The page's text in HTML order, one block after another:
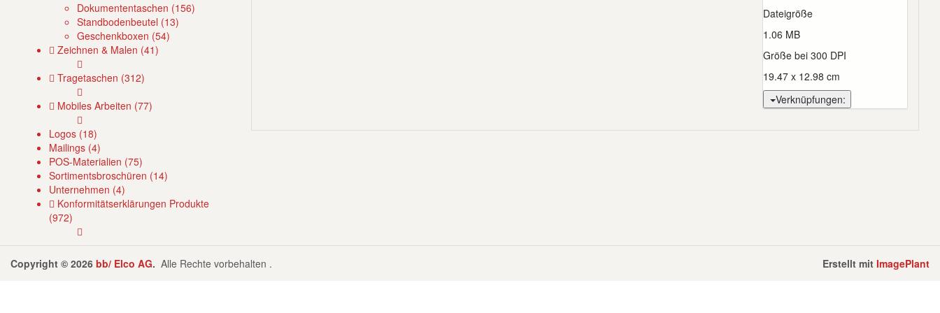
Dokumententaschen (156)
Standbodenbeutel (13)
Geschenkboxen (54)
Zeichnen & Malen (41)
Tragetaschen (312)
Mobiles Arbeiten (77)
Logos (18)
Mailings (4)
POS-Materialien (75)
Sortimentsbroschüren (14)
Unternehmen (4)
Konformitätserklärungen Produkte
(972)
Dateigröße
1.06 MB
Größe bei 300 DPI
19.47 x 12.98 cm
Verknüpfungen:
Erstellt mit ImagePlant
Copyright © 2026 bb/ Elco AG. Alle Rechte vorbehalten .